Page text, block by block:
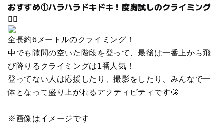
おすすめ①ハラハラドキドキ！度胸試しのクライミング
🧗‍♂️
全長約6メートルのクライミング！
中でも隙間の空いた階段を登って、最後は一番上から飛
び降りるクライミングは1番人気！
登ってない人は応援したり、撮影をしたり、みんなで一
体となって盛り上がれるアクティビティです🤩
※画像はイメージです